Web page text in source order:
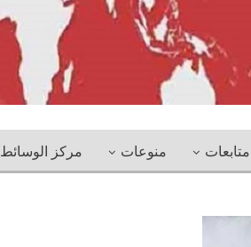
متابعات منوعات مركز الوسائط